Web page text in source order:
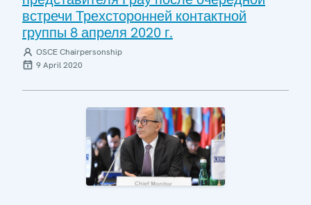
встречи Трехсторонней контактной
группы 8 апреля 2020 г.
OSCE Chairpersonship
9 April 2020